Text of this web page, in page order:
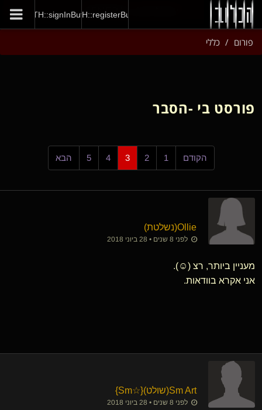
GENERAL::joinNow
AUTH::registerButton
AUTH::signInButton
פורום כללי
פורסט בי -הסבר
הקודם 1
2
3
4
5 הבא
Ollie​(נשלטת)
לפני 8 שנים • 28 ביוני 2018
מעניין ביותר, רצ (☺️).
אני אקרא בוודאות.
Sm Art​(שולט) ​{
☆Sm
}
לפני 8 שנים • 28 ביוני 2018